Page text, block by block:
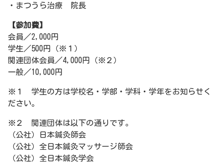
・まつうら治療 院長
【参加費】
会員／2,000円
学生／500円（※１）
関連団体会員／4,000円（※２）
一般／10,000円
※１ 学生の方は学校名・学部・学科・学年をお知らせく
ださい。
※２ 関連団体は以下の通りです。
（公社）日本鍼灸師会
（公社）全日本鍼灸マッサージ師会
（公社）全日本鍼灸学会